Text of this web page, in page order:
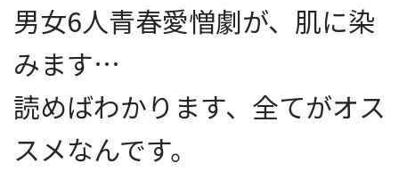
男女6人青春愛憎劇が、肌に染
みます…
読めばわかります、全てがオス
スメなんです。